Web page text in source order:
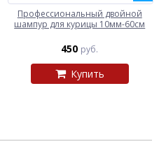
Профессиональный двойной
шампур для курицы 10мм-60см
450 руб.
Купить